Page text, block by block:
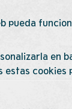
pueda
estas cookies